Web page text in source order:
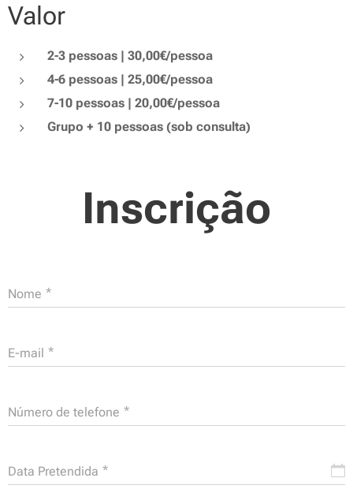
Valor
2-3 pessoas | 30,00€/pessoa
4-6 pessoas | 25,00€/pessoa
7-10 pessoas | 20,00€/pessoa
Grupo + 10 pessoas (sob consulta)
Inscrição
Nome
E-mail
Número de telefone
Data Pretendida